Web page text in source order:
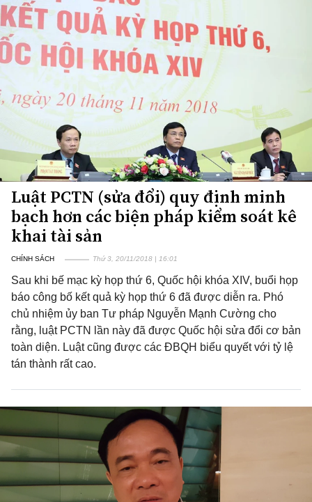
Luật PCTN (sửa đổi) quy định minh
bạch hơn các biện pháp kiểm soát kê
khai tài sản
CHÍNH SÁCH Thứ 3, 20/11/2018 | 16:01
Sau khi bế mạc kỳ họp thứ 6, Quốc hội khóa XIV, buổi họp
báo công bố kết quả kỳ họp thứ 6 đã được diễn ra. Phó
chủ nhiệm ủy ban Tư pháp Nguyễn Mạnh Cường cho
rằng, luật PCTN lần này đã được Quốc hội sửa đổi cơ bản
toàn diện. Luật cũng được các ĐBQH biểu quyết với tỷ lệ
tán thành rất cao.